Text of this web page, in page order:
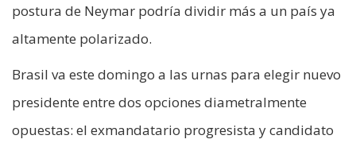
postura de Neymar podría dividir más a un país ya
altamente polarizado.
Brasil va este domingo a las urnas para elegir nuevo
presidente entre dos opciones diametralmente
opuestas: el exmandatario progresista y candidato